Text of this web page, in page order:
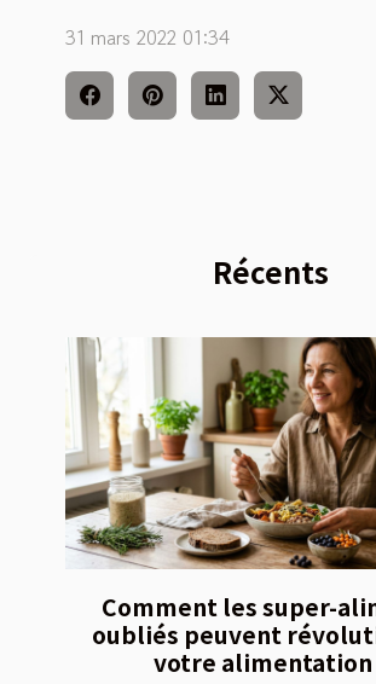
31 mars 2022 01:34
Récents
Comment les super-
oubliés peuvent
votre alimentation